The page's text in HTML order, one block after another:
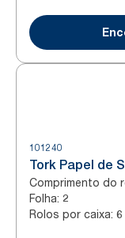
101240
Tork Papel de
Comprimento do
Folha: 2
Rolos por caixa: 6